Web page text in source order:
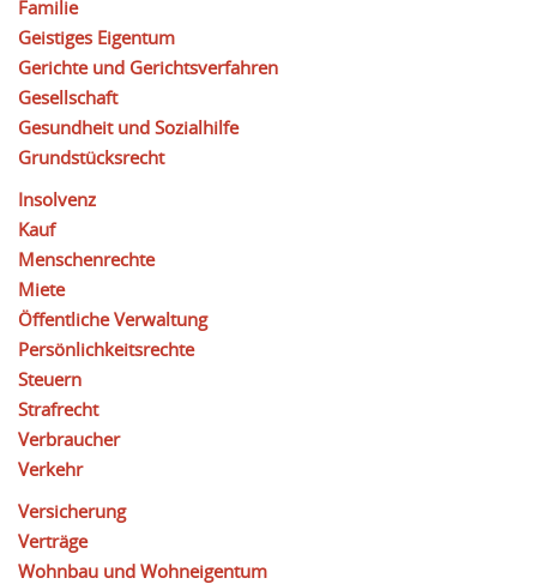
Familie
Geistiges Eigentum
Gerichte und Gerichtsverfahren
Gesellschaft
Gesundheit und Sozialhilfe
Grundstücksrecht
Insolvenz
Kauf
Menschenrechte
Miete
Öffentliche Verwaltung
Persönlichkeitsrechte
Steuern
Strafrecht
Verbraucher
Verkehr
Versicherung
Verträge
Wohnbau und Wohneigentum